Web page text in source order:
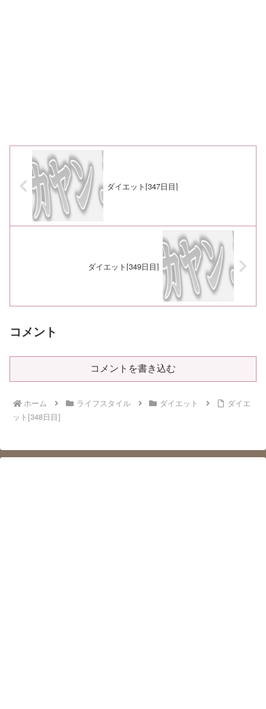
ダイエット[347日目]
ダイエット[349日目]
コメント
コメントを書き込む
ホーム ライフスタイル ダイエット
ダイエ
ット[348日目]